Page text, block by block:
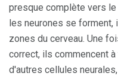
presque complète vers
les neurones se
zones du cerveau. Une
correct, ils commencent
d'autres cellules